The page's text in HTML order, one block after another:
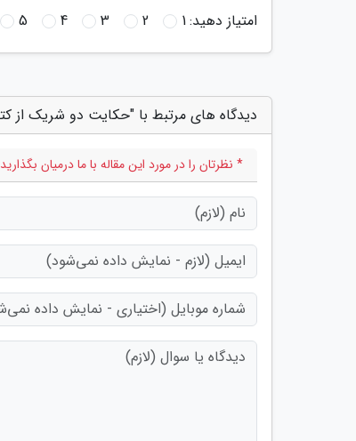
امتیاز دهید:1
2
3
4
5
دیدگاه های مرتبط با "حکایت دو شریک از
* نظرتان را در مورد این مقاله با ما درمیان بگذارید